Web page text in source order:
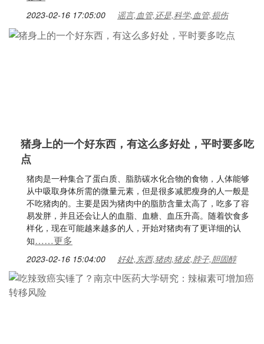
2023-02-16 17:05:00 谣言,血管,还是,科学,血管,损伤
猪身上的一个好东西，有这么多好处，平时要多吃
点
猪肉是一种集合了蛋白质、脂肪碳水化合物的食物，人体能够
从中吸取身体所需的微量元素，但是很多减肥瘦身的人一般是
不吃猪肉的。主要是因为猪肉中的脂肪含量太高了，吃多了容
易发胖，并且还会让人的血脂、血糖、血压升高。随着饮食多
样化，现在可能越来越多的人，开始对猪肉有了更详细的认
知……更多
2023-02-16 15:04:00 好处,东西,猪肉,猪皮,脖子,胆固醇